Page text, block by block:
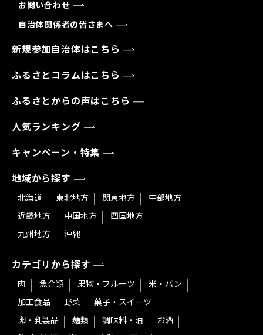
お問い合わせ
自治体関係者の皆さまへ
新規参加自治体はこちら
ふるさとコラムはこちら
ふるさとからの声はこちら
人気ランキング
キャンペーン・特集
地域から探す
北海道 東北地方 関東地方
中部地方
近畿地方
中国地方
四国地方
九州地方
沖縄
カテゴリから探す
肉 魚介類 果物・フルーツ
米・パン
加工食品
野菜
菓子・スイーツ
卵・乳製品
麺類 調味料・油
お酒